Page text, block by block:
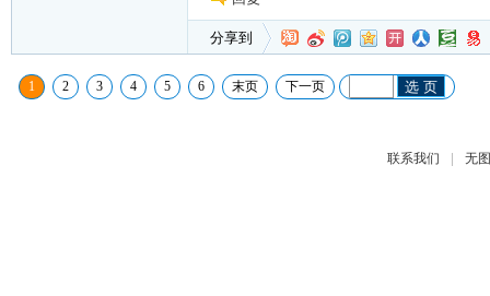
分享到
1 2 3 4 5 6 末页 下一页 选 页
联系我们 | 无